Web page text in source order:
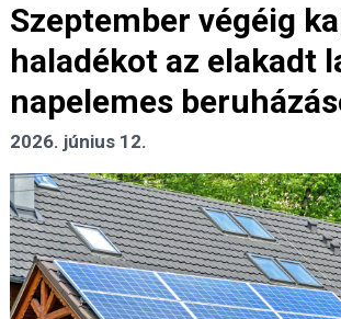
Szeptember végéig
haladékot az elakadt
napelemes
2026. június 12.